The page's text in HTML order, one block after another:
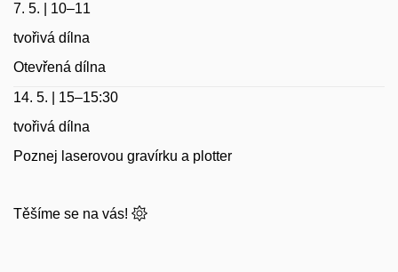
7. 5. | 10–11
tvořivá dílna
Otevřená dílna
14. 5. | 15–15:30
tvořivá dílna
Poznej laserovou gravírku a plotter
Těšíme se na vás!